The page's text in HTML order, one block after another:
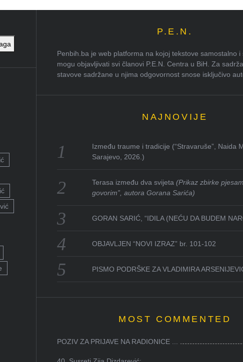
P.E.N.
Penbih.ba je web platforma na kojoj tekstove samostalno i
mogu objavljivati svi članovi P.E.N. Centra u BiH. Za
stavove sadržane u njima odgovornost snose isključivo
NAJNOVIJE
Između traume i tradicije (“Stravaruše”, Naida
Sarajevo, 2026.)
Terasa između dva svijeta(Prikaz zbirke
govorim”, autora Gorana Sarića)
GORAN SARIĆ, “IDILA (NEĆU DA BUDEM
OBJAVLJEN “NOVI IZRAZ” br. 101-102
PISMO PODRŠKE ZA VLADIMIRA
MOST COMMENTED
POZIV ZA PRIJAVE NA RADIONICE ...